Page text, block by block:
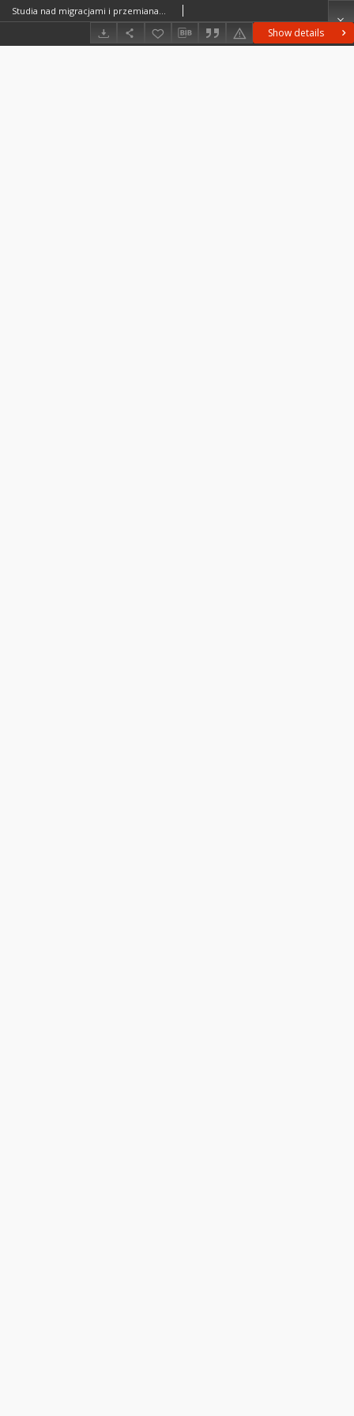
Show details
Studia nad migracjami i przemianami systemu osadniczego w Polsce : opracowanie zbiorowe = Issledovaniâ migracii i izmenenij sistemy rasseleniâ v Pol'še = Studies on migrations and settlement system of Poland